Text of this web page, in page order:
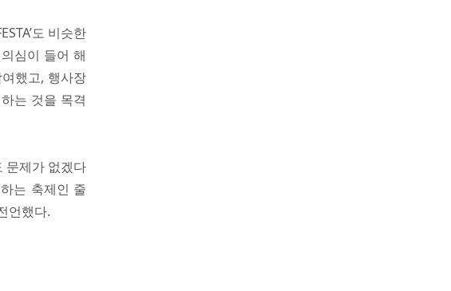
도 비슷한
심이 들어 해
했고, 행사장
는 것을 목격
문제가 없겠다
는 축제인 줄
언했다.